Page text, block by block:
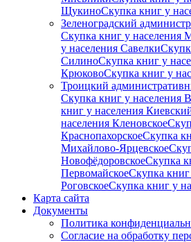
ЩукиноСкупка книг у
Зеленоградский
Скупка книг у населения
у населения Савелки
СилиноСкупка книг у
КрюковоСкупка книг у
Троицкий
Скупка книг у населения
книг у населения
населения Кленовское
КраснопахорскоеСкупка
Михайлово-Ярцевское
НовофёдоровскоеСкупка
ПервомайскоеСкупка книг
РоговскоеСкупка книг у
Карта сайта
Документы
Политика
Согласие на обработку